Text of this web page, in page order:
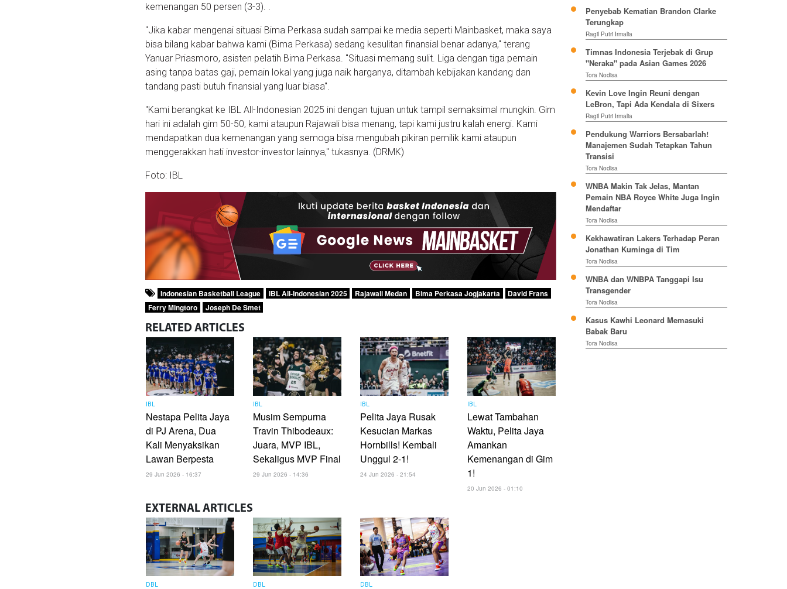
kemenangan 50 persen (3-3). .
"Jika kabar mengenai situasi Bima Perkasa sudah sampai ke media seperti Mainbasket, maka saya
bisa bilang kabar bahwa kami (Bima Perkasa) sedang kesulitan finansial benar adanya," terang
Yanuar Priasmoro, asisten pelatih Bima Perkasa. "Situasi memang sulit. Liga dengan tiga pemain
asing tanpa batas gaji, pemain lokal yang juga naik harganya, ditambah kebijakan kandang dan
tandang pasti butuh finansial yang luar biasa".
"Kami berangkat ke IBL All-Indonesian 2025 ini dengan tujuan untuk tampil semaksimal mungkin. Gim
hari ini adalah gim 50-50, kami ataupun Rajawali bisa menang, tapi kami justru kalah energi. Kami
mendapatkan dua kemenangan yang semoga bisa mengubah pikiran pemilik kami ataupun
menggerakkan hati investor-investor lainnya," tukasnya. (DRMK)
Foto: IBL
Indonesian Basketball League IBL All-Indonesian 2025 Rajawali Medan Bima Perkasa Jogjakarta
David Frans
Ferry Mingtoro
Joseph De Smet
RELATED ARTICLES
IBL
Nestapa Pelita Jaya
di PJ Arena, Dua
Kali Menyaksikan
Lawan Berpesta
29 Jun 2026 - 16:37
IBL
Musim Sempurna
Travin Thibodeaux:
Juara, MVP IBL,
Sekaligus MVP Final
29 Jun 2026 - 14:36
IBL
Pelita Jaya Rusak
Kesucian Markas
Hornbills! Kembali
Unggul 2-1!
24 Jun 2026 - 21:54
IBL
Lewat Tambahan
Waktu, Pelita Jaya
Amankan
Kemenangan di Gim
1!
20 Jun 2026 - 01:10
EXTERNAL ARTICLES
DBL DBL DBL
Penyebab Kematian Brandon Clarke
Terungkap
Ragil Putri Irmalia
Timnas Indonesia Terjebak di Grup
"Neraka" pada Asian Games 2026
Tora Nodisa
Kevin Love Ingin Reuni dengan
LeBron, Tapi Ada Kendala di Sixers
Ragil Putri Irmalia
Pendukung Warriors Bersabarlah!
Manajemen Sudah Tetapkan Tahun
Transisi
Tora Nodisa
WNBA Makin Tak Jelas, Mantan
Pemain NBA Royce White Juga Ingin
Mendaftar
Tora Nodisa
Kekhawatiran Lakers Terhadap Peran
Jonathan Kuminga di Tim
Tora Nodisa
WNBA dan WNBPA Tanggapi Isu
Transgender
Tora Nodisa
Kasus Kawhi Leonard Memasuki
Babak Baru
Tora Nodisa